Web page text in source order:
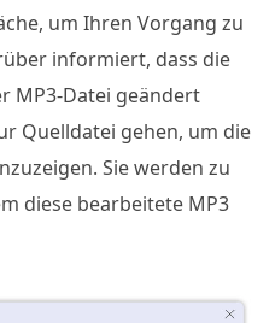
um Ihren Vorgang zu
informiert, dass die
MP3-Datei geändert
Quelldatei gehen, um die
Sie werden zu
diese bearbeitete MP3